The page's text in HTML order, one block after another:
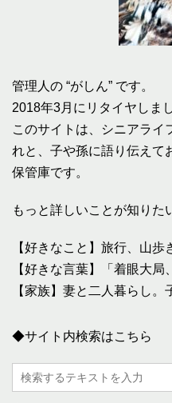
管理人の “がしん” です。
2018年3月にリタイヤしまし
このサイトは、シニアライ
れと、子や孫に語り伝えて
保管庫です。
もっと詳しいことが知りた
【好きなこと】旅行、山
【好きな言葉】「着眼大局
【家族】妻と二人暮らし。
◆サイト内検索はこちら